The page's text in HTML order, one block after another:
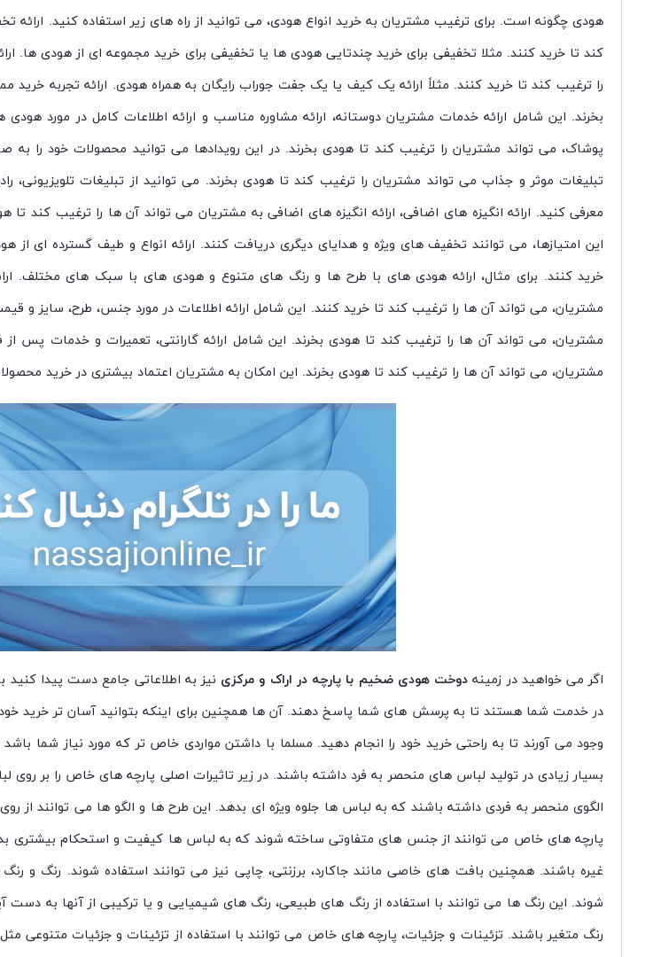
هودی چگونه است. برای ترغیب مشتریان به خرید انواع هودی، می توانید از راه های زیر استفاده کنید. ارائه
کند تا خرید کنند. مثلا تخفیفی برای خرید چندتایی هودی ها یا تخفیفی برای خرید مجموعه ای از هودی ها.
را ترغیب کند تا خرید کنند. مثلاً ارائه یک کیف یا یک جفت جوراب رایگان به همراه هودی. ارائه تجربه خرید
بخرند. این شامل ارائه خدمات مشتریان دوستانه، ارائه مشاوره مناسب و ارائه اطلاعات کامل در مورد
پوشاک، می تواند مشتریان را ترغیب کند تا هودی بخرند. در این رویدادها می توانید محصولات خود را به
تبلیغات موثر و جذاب می تواند مشتریان را ترغیب کند تا هودی بخرند. می توانید از تبلیغات تلویزیونی،
معرفی کنید. ارائه انگیزه های اضافی، ارائه انگیزه های اضافی به مشتریان می تواند آن ها را ترغیب کند
این امتیازها، می توانند تخفیف های ویژه و هدایای دیگری دریافت کنند. ارائه انواع و طیف گسترده ای
خرید کنند. برای مثال، ارائه هودی های با طرح ها و رنگ های متنوع و هودی های با سبک های مختلف.
مشتریان، می تواند آن ها را ترغیب کند تا خرید کنند. این شامل ارائه اطلاعات در مورد جنس، طرح،
مشتریان، می تواند آن ها را ترغیب کند تا هودی بخرند. این شامل ارائه گارانتی، تعمیرات و خدمات پس
مشتریان، می تواند آن ها را ترغیب کند تا هودی بخرند. این امکان به مشتریان اعتماد بیشتری در خرید
اگر می خواهید در زمینهدوخت هودی ضخیم با پارچه در اراک و مرکزی نیز به اطلاعاتی جامع دست پیدا کنید
در خدمت شما هستند تا به پرسش های شما پاسخ دهند. آن ها همچنین برای اینکه بتوانید آسان تر خرید خود
وجود می آورند تا به راحتی خرید خود را انجام دهید. مسلما با داشتن مواردی خاص تر که مورد نیاز شما
بسیار زیادی در تولید لباس های منحصر به فرد داشته باشند. در زیر تاثیرات اصلی پارچه های خاص را بر
الگوی منحصر به فردی داشته باشند که به لباس ها جلوه ویژه ای بدهد. این طرح ها و الگو ها می توانند از
پارچه های خاص می توانند از جنس های متفاوتی ساخته شوند که به لباس ها کیفیت و استحکام بیشتری
غیره باشند. همچنین بافت های خاصی مانند جاکارد، برزنتی، چاپی نیز می توانند استفاده شوند. رنگ و
شوند. این رنگ ها می توانند با استفاده از رنگ های طبیعی، رنگ های شیمیایی و یا ترکیبی از آنها به
رنگ متغیر باشند. تزئینات و جزئیات، پارچه های خاص می توانند با استفاده از تزئینات و جزئیات